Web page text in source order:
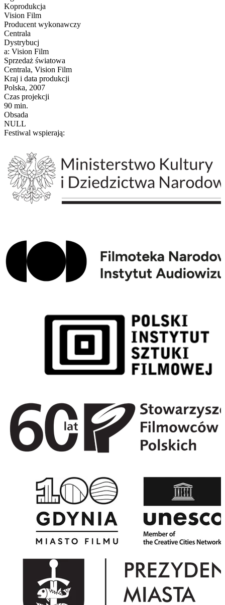
Koprodukcja
Vision Film
Producent wykonawczy
Centrala
Dystrybucj
a: Vision Film
Sprzedaż światowa
Centrala, Vision Film
Kraj i data produkcji
Polska, 2007
Czas projekcji
90 min.
Obsada
NULL
Festiwal wspierają: